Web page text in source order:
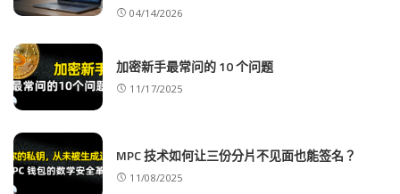
04/14/2026
加密新手最常问的 10 个问题
11/17/2025
MPC 技术如何让三份分片不见面也能签名？
11/08/2025